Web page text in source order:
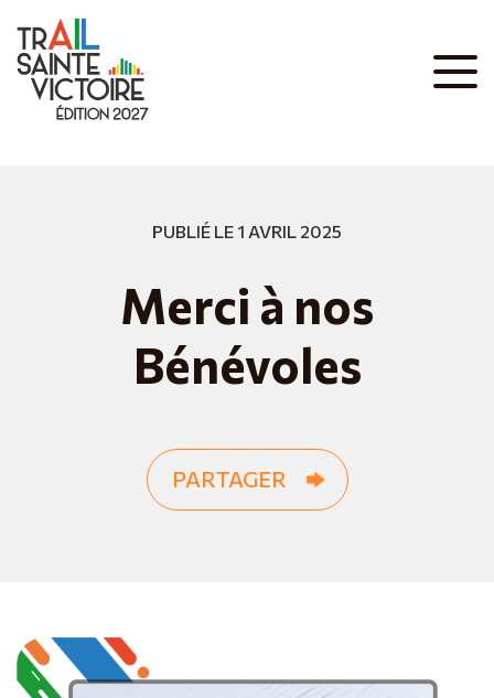
PUBLIÉ LE 1 AVRIL 2025
Merci à nos
Bénévoles
PARTAGER